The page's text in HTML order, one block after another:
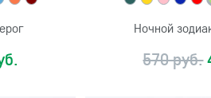
Ночной
570 руб.